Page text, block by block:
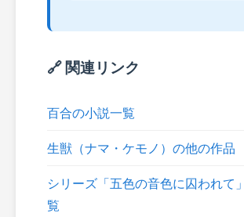
🔗 関連リンク
百合の小説一覧
生獣（ナマ・ケモノ）の他の作品
シリーズ「五色の音色に囚われて
覧